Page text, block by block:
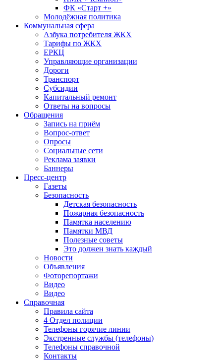
ФК «Старт +»
Молодёжная политика
Коммунальная сфера
Азбука потребителя ЖКХ
Тарифы по ЖКХ
ЕРКЦ
Управляющие организации
Дороги
Транспорт
Субсидии
Капитальный ремонт
Ответы на вопросы
Обращения
Запись на приём
Вопрос-ответ
Опросы
Социальные сети
Реклама заявки
Баннеры
Пресс-центр
Газеты
Безопасность
Детская безопасность
Пожарная безопасность
Памятка населению
Памятки МВД
Полезные советы
Это должен знать каждый
Новости
Объявления
Фоторепортажи
Видео
Видео
Справочная
Правила сайта
4 Отдел полиции
Телефоны горячие линии
Экстренные службы (телефоны)
Телефоны справочной
Контакты